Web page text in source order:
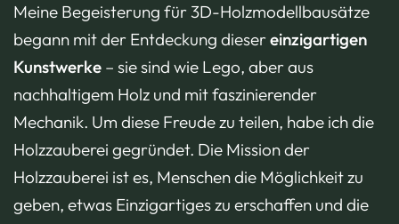
Meine Begeisterung für 3D-Holzmodellbausätze
begann mit der Entdeckung diesereinzigartigen
Kunstwerke – sie sind wie Lego, aber aus
nachhaltigem Holz und mit faszinierender
Mechanik. Um diese Freude zu teilen, habe ich die
Holzzauberei gegründet. Die Mission der
Holzzauberei ist es, Menschen die Möglichkeit zu
geben, etwas Einzigartiges zu erschaffen und die